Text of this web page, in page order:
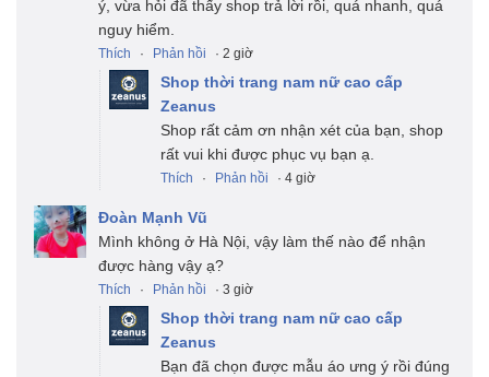
ý, vừa hỏi đã thấy shop trả lời rồi, quá nhanh, quá
nguy hiểm.
Thích · Phản hồi · 2 giờ
Shop thời trang nam nữ cao cấp
Zeanus
Shop rất cảm ơn nhận xét của bạn, shop
rất vui khi được phục vụ bạn ạ.
Thích · Phản hồi · 4 giờ
Đoàn Mạnh Vũ
Mình không ở Hà Nội, vậy làm thế nào để nhận
được hàng vậy ạ?
Thích · Phản hồi · 3 giờ
Shop thời trang nam nữ cao cấp
Zeanus
Bạn đã chọn được mẫu áo ưng ý rồi đúng